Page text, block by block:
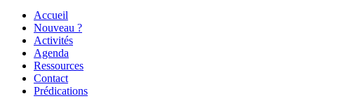
Accueil
Nouveau ?
Activités
Agenda
Ressources
Contact
Prédications